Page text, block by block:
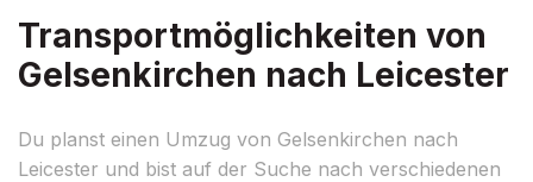
Transportmöglichkeiten von
Gelsenkirchen nach Leicester
Du planst einen Umzug von Gelsenkirchen nach
Leicester und bist auf der Suche nach verschiedenen